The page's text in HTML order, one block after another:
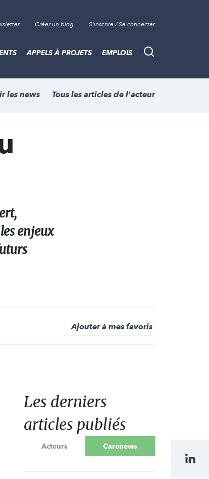
Créer un blog S'inscrire / Se connecter
Recherche
APPELS À PROJETS EMPLOIS
les news Tous les articles de l'acteur
enjeux
Ajouter à mes favoris
Les derniers
articles publiés
Acteurs Carenews